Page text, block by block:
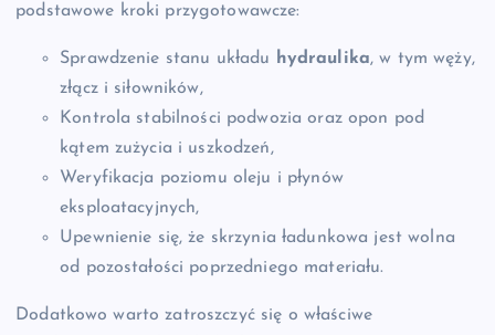
podstawowe kroki przygotowawcze:
Sprawdzenie stanu układu hydraulika, w tym węży,
złącz i siłowników,
Kontrola stabilności podwozia oraz opon pod
kątem zużycia i uszkodzeń,
Weryfikacja poziomu oleju i płynów
eksploatacyjnych,
Upewnienie się, że skrzynia ładunkowa jest wolna
od pozostałości poprzedniego materiału.
Dodatkowo warto zatroszczyć się o właściwe